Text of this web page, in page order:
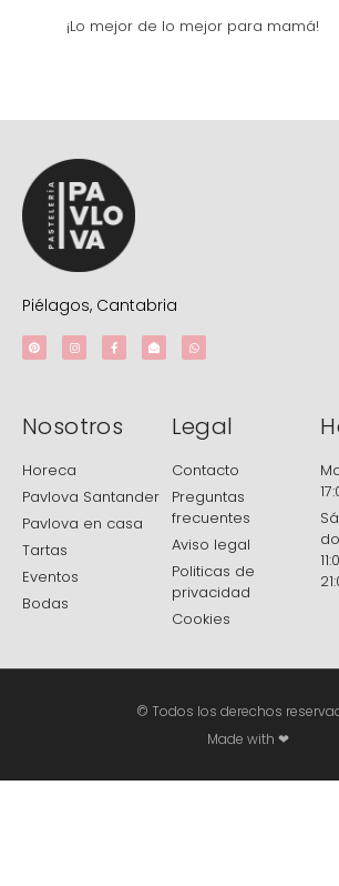
¡Lo mejor de lo mejor para mamá!
Piélagos, Cantabria
Nosotros
Horeca
Pavlova Santander
Pavlova en casa
Tartas
Eventos
Bodas
Legal
Contacto
Preguntas
frecuentes
Aviso legal
Politicas de
privacidad
Cookies
© Todos los derechos
Made with ❤